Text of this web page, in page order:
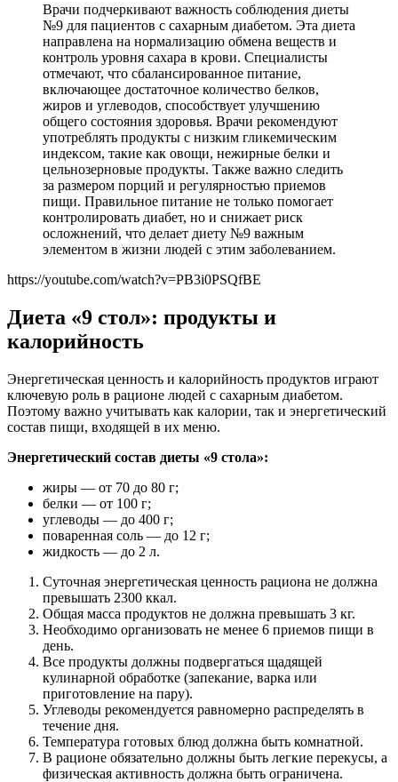
Врачи подчеркивают важность соблюдения диеты
№9 для пациентов с сахарным диабетом. Эта диета
направлена на нормализацию обмена веществ и
контроль уровня сахара в крови. Специалисты
отмечают, что сбалансированное питание,
включающее достаточное количество белков,
жиров и углеводов, способствует улучшению
общего состояния здоровья. Врачи рекомендуют
употреблять продукты с низким гликемическим
индексом, такие как овощи, нежирные белки и
цельнозерновые продукты. Также важно следить
за размером порций и регулярностью приемов
пищи. Правильное питание не только помогает
контролировать диабет, но и снижает риск
осложнений, что делает диету №9 важным
элементом в жизни людей с этим заболеванием.
https://youtube.com/watch?v=PB3i0PSQfBE
Диета «9 стол»: продукты и
калорийность
Энергетическая ценность и калорийность продуктов играют
ключевую роль в рационе людей с сахарным диабетом.
Поэтому важно учитывать как калории, так и энергетический
состав пищи, входящей в их меню.
Энергетический состав диеты «9 стола»:
жиры — от 70 до 80 г;
белки — от 100 г;
углеводы — до 400 г;
поваренная соль — до 12 г;
жидкость — до 2 л.
Суточная энергетическая ценность рациона не должна
превышать 2300 ккал.
Общая масса продуктов не должна превышать 3 кг.
Необходимо организовать не менее 6 приемов пищи в
день.
Все продукты должны подвергаться щадящей
кулинарной обработке (запекание, варка или
приготовление на пару).
Углеводы рекомендуется равномерно распределять в
течение дня.
Температура готовых блюд должна быть комнатной.
В рационе обязательно должны быть легкие перекусы, а
физическая активность должна быть ограничена.